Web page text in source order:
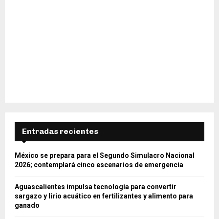
Entradas recientes
México se prepara para el Segundo Simulacro Nacional
2026; contemplará cinco escenarios de emergencia
Aguascalientes impulsa tecnología para convertir
sargazo y lirio acuático en fertilizantes y alimento para
ganado